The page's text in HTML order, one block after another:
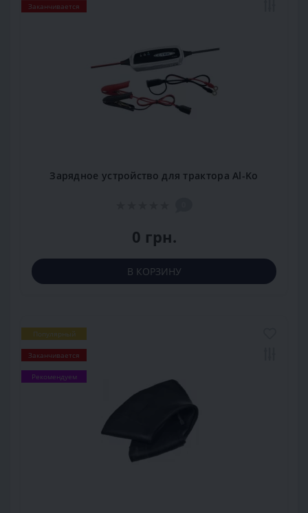
Заканчивается
Зарядное устройство для трактора Al-Ko
0 грн.
В КОРЗИНУ
Популярный
Заканчивается
Рекомендуем